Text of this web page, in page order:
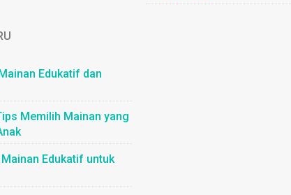
Edukatif dan
Memilih Mainan yang
Edukatif untuk